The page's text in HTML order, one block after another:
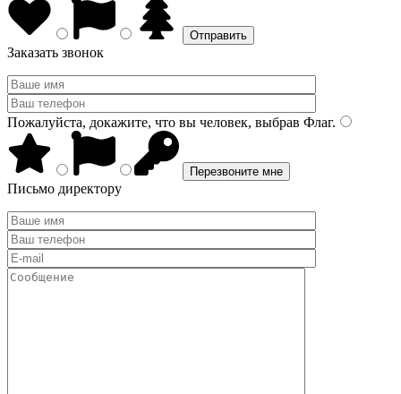
Заказать звонок
Пожалуйста, докажите, что вы человек, выбрав Флаг.
Письмо директору